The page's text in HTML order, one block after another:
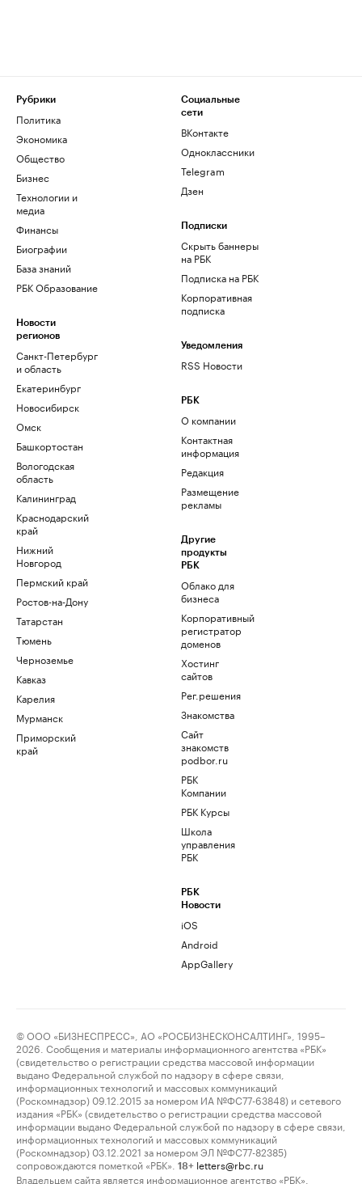
Рубрики
Политика
Экономика
Общество
Бизнес
Технологии и
медиа
Финансы
Биографии
База знаний
РБК Образование
Новости
регионов
Санкт-Петербург
и область
Екатеринбург
Новосибирск
Омск
Башкортостан
Вологодская
область
Калининград
Краснодарский
край
Нижний
Новгород
Пермский край
Ростов-на-Дону
Татарстан
Тюмень
Черноземье
Кавказ
Карелия
Мурманск
Приморский
край
Социальные
сети
ВКонтакте
Одноклассники
Telegram
Дзен
Подписки
Скрыть баннеры
на РБК
Подписка на РБК
Корпоративная
подписка
Уведомления
RSS Новости
РБК
О компании
Контактная
информация
Редакция
Размещение
рекламы
Другие
продукты
РБК
Облако для
бизнеса
Корпоративный
регистратор
доменов
Хостинг
сайтов
Рег.решения
Знакомства
Сайт
знакомств
podbor.ru
РБК
Компании
РБК Курсы
Школа
управления
РБК
РБК
Новости
iOS
Android
AppGallery
© ООО «БИЗНЕСПРЕСС», АО «РОСБИЗНЕСКОНСАЛТИНГ», 1995–
2026. Сообщения и материалы информационного агентства «РБК»
(свидетельство о регистрации средства массовой информации
выдано Федеральной службой по надзору в сфере связи,
информационных технологий и массовых коммуникаций
(Роскомнадзор) 09.12.2015 за номером ИА №ФС77-63848) и сетевого
издания «РБК» (свидетельство о регистрации средства массовой
информации выдано Федеральной службой по надзору в сфере связи,
информационных технологий и массовых коммуникаций
(Роскомнадзор) 03.12.2021 за номером ЭЛ №ФС77-82385)
сопровождаются пометкой «РБК».
18+ letters@rbc.ru
Владельцем сайта является информационное агентство «РБК».